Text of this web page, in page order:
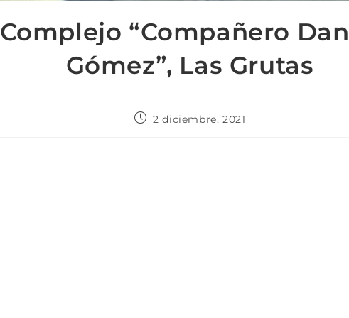
Complejo “Compañero
Gómez”, Las Grutas
2 diciembre, 2021